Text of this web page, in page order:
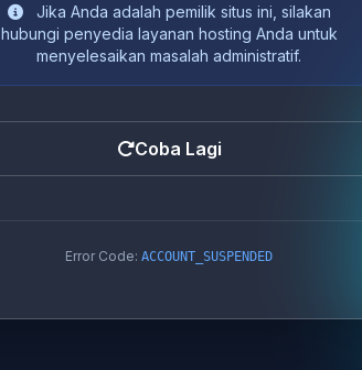
Jika Anda adalah pemilik situs ini, silakan
hubungi penyedia layanan hosting Anda untuk
menyelesaikan masalah administratif.
Coba Lagi
Error Code: ACCOUNT_SUSPENDED